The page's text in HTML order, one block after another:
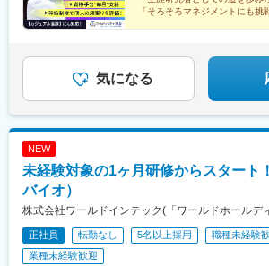
「そろそろマネジメントにも挑
◎カジュアル面談も対応してい
ださい。
気になる
NEW
未経験対象の1ヶ月研修からスタート
バイオ）
株式会社ワールドインテック(「ワールドホールデ
正社員 転勤なし 5名以上採用
職種未経験
業種未経験歓迎